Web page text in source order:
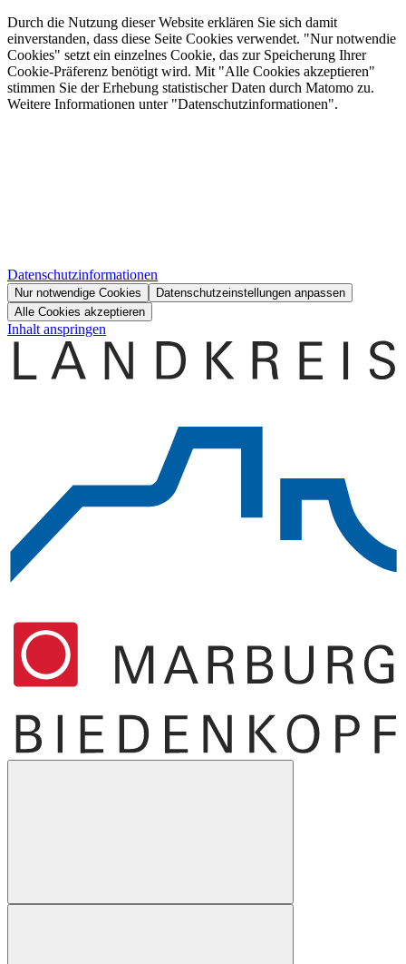
Durch die Nutzung dieser Website erklären Sie sich damit
einverstanden, dass diese Seite Cookies verwendet. "Nur notwendie
Cookies" setzt ein einzelnes Cookie, das zur Speicherung Ihrer
Cookie-Präferenz benötigt wird. Mit "Alle Cookies akzeptieren"
stimmen Sie der Erhebung statistischer Daten durch Matomo zu.
Weitere Informationen unter "Datenschutzinformationen".
Datenschutzinformationen
Nur notwendige Cookies
Datenschutzeinstellungen anpassen
Alle Cookies akzeptieren
Inhalt anspringen